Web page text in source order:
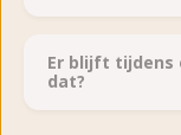
Er blijft tijdens
dat?